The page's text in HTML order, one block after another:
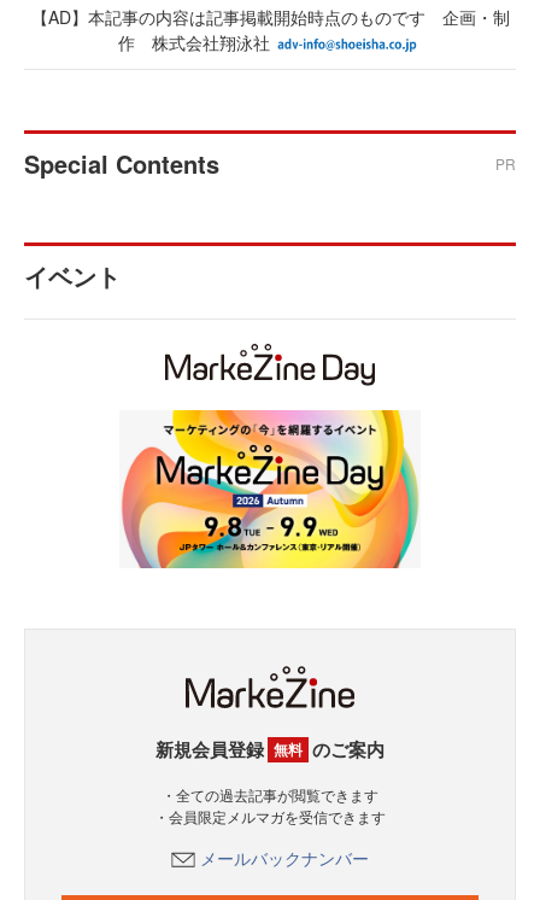
【AD】本記事の内容は記事掲載開始時点のものです 企画・制
作 株式会社翔泳社
Special Contents PR
イベント
新規会員登録 無料 のご案内
・全ての過去記事が閲覧できます
・会員限定メルマガを受信できます
メールバックナンバー